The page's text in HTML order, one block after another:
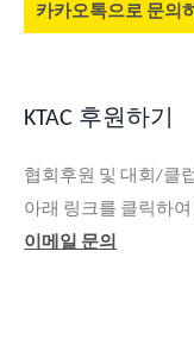
카카오톡으로 문의
KTAC 후원하기
협회후원 및 대회/클
아래 링크를 클릭하
이메일 문의